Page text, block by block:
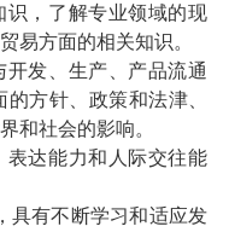
，了解专业领域的现
易方面的相关知识。
发、生产、产品流通
方针、政策和法津、
和社会的影响。
达能力和人际交往能
具有不断学习和适应发